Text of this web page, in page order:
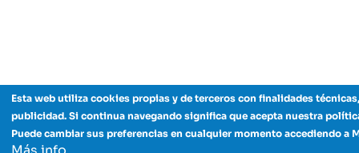
Esta web utiliza cookies propias y de terceros con finalidades
publicidad. Si continua navegando significa que acepta nuestra
Puede cambiar sus preferencias en cualquier momento accediendo a